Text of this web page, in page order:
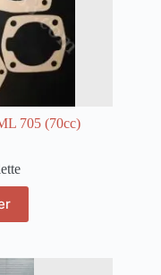
705 (70cc)